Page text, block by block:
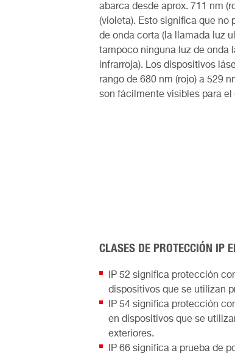
abarca desde aprox. 711 nm
(violeta). Esto significa que no
de onda corta (la llamada luz
tampoco ninguna luz de onda
infrarroja). Los dispositivos
rango de 680 nm (rojo) a 529
son fácilmente visibles para el
CLASES DE PROTECCIÓN IP
IP 52 significa protección
dispositivos que se utilizan
IP 54 significa protección
en dispositivos que se
exteriores.
IP 66 significa a prueba de